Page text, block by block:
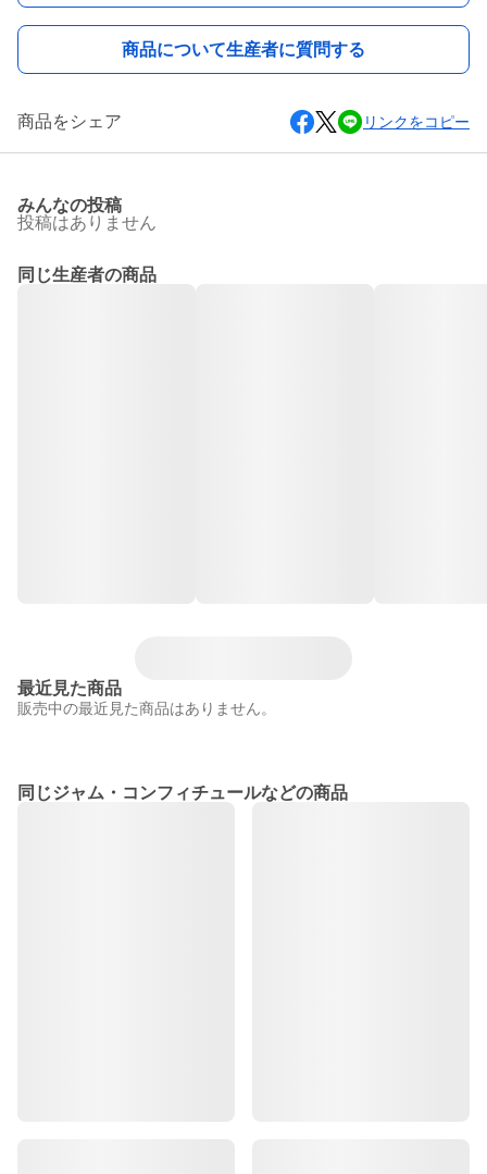
商品について生産者に質問する
商品をシェア リンクをコピー
みんなの投稿
投稿はありません
同じ生産者の商品
最近見た商品
販売中の最近見た商品はありません。
同じジャム・コンフィチュールなどの商品